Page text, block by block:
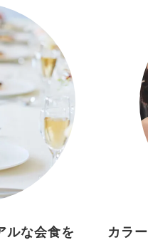
ルな会食を カラ